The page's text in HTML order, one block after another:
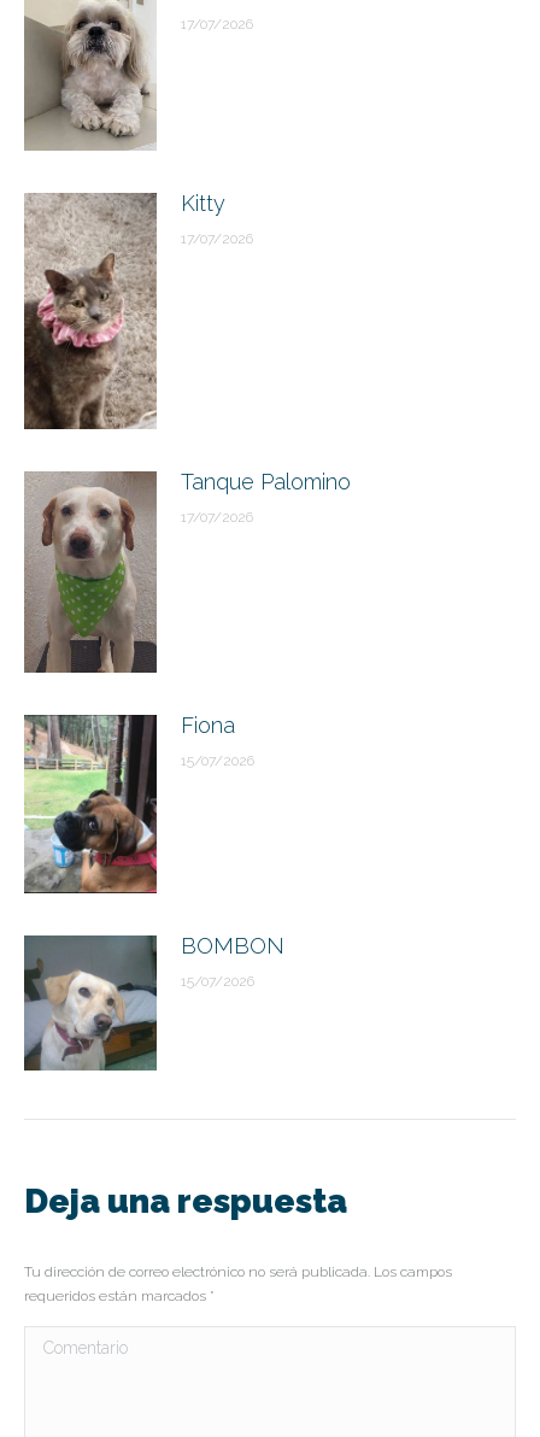
17/07/2026
Kitty
17/07/2026
Tanque Palomino
17/07/2026
Fiona
15/07/2026
BOMBON
15/07/2026
Deja una respuesta
Tu dirección de correo electrónico no será publicada. Los campos
requeridos están marcados *
Comentario